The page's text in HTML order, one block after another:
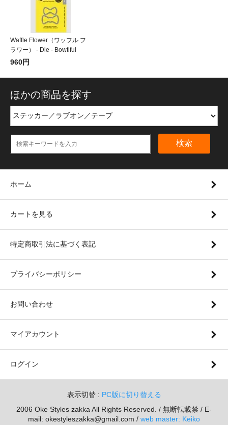
Waffle Flower（ワッフル フ
ラワー） - Die - Bowtiful
960円
ほかの商品を探す
検索
ホーム
カートを見る
特定商取引法に基づく表記
プライバシーポリシー
お問い合わせ
マイアカウント
ログイン
表示切替 : PC版に切り替える
2006 Oke Styles zakka All Rights Reserved. / 無断転載禁 / E-
mail: okestyleszakka@gmail.com / web master: Keiko